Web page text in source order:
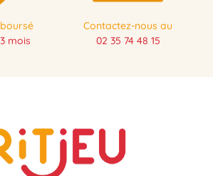
mois
Contactez-nous au
02 35 74 48 15